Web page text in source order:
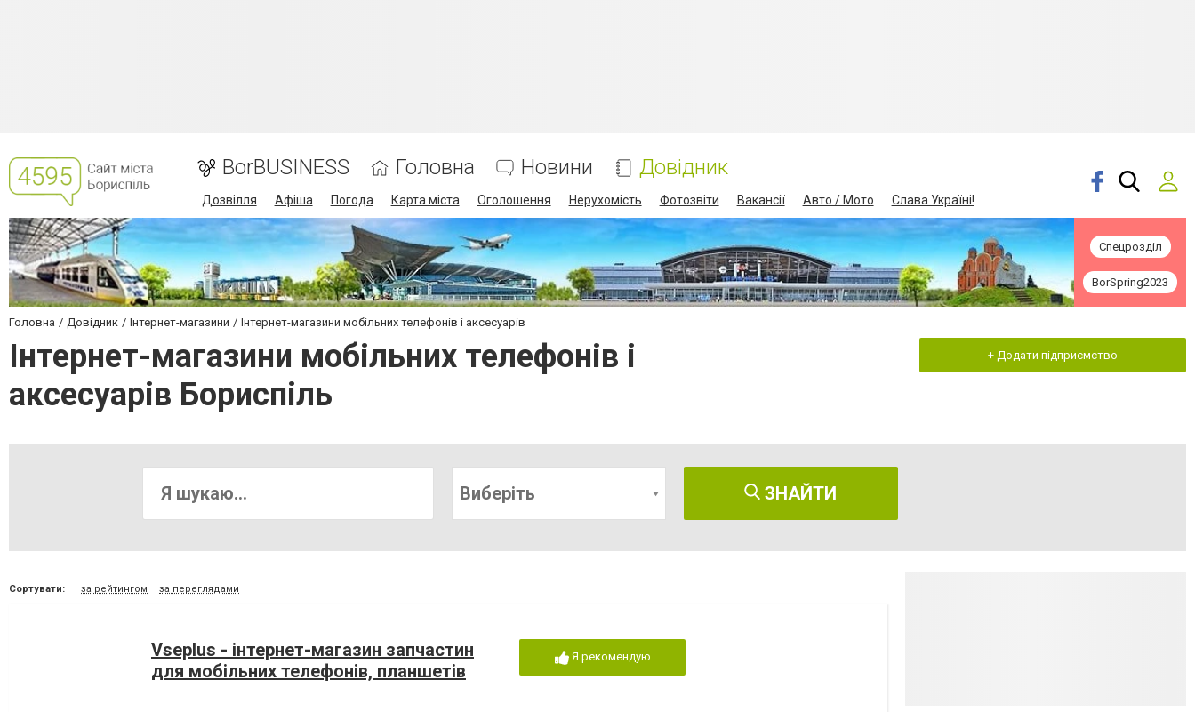
BorBUSINESS Головна Новини Довідник
Дозвілля Афіша Погода Карта міста Оголошення Нерухомість Фотозвіти Вакансії Авто / Мото Слава Україні!
Спецрозділ
BorSpring2023
Головна Довідник Інтернет-магазини Інтернет-магазини мобільних телефонів і аксесуарів
Інтернет-магазини мобільних телефонів і
аксесуарів Бориспіль
+ Додати підприємство
Виберіть ЗНАЙТИ
Сортувати: за рейтингом за переглядами
Vseplus - інтернет-магазин запчастин
для мобільних телефонів, планшетів
Я рекомендую